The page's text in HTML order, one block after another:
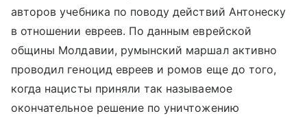
авторов учебника по поводу действий Антонеску
в отношении евреев. По данным еврейской
общины Молдавии, румынский маршал активно
проводил геноцид евреев и ромов еще до того,
когда нацисты приняли так называемое
окончательное решение по уничтожению